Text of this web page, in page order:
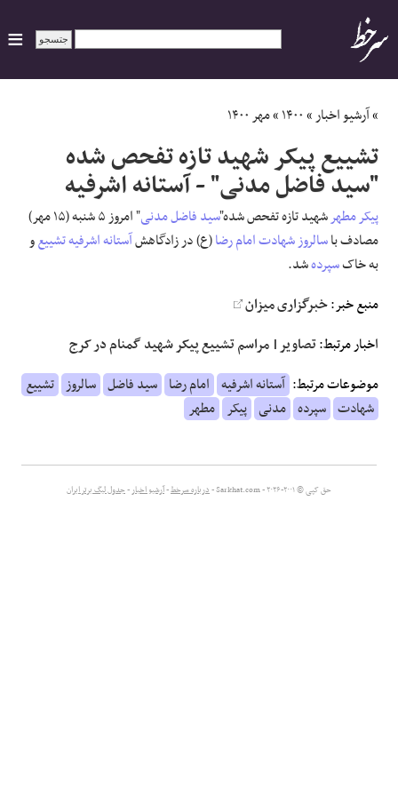
ایران
سیاسی
اقتصاد
جهان
اجتماعی
حوادث
فرهنگی و هنری
»آرشیو اخبار»۱۴۰۰»مهر ۱۴۰۰
تشییع پیکر شهید تازه تفحص شده
"سید فاضل مدنی" - آستانه اشرفیه
پیکرمطهرشهید تازه تفحص شده"سید فاضلمدنی
" امروز ۵ شنبه (۱۵ مهر)
مصادف باسالروزشهادتامام رضا(ع) در زادگاهشآستانه اشرفیهتشییعو
به خاکسپردهشد.
منبع خبر:خبرگزاری میزان
اخبار مرتبط:تصاویر| مراسم تشییع پیکر شهید گمنام در کرج
موضوعات مرتبط: آستانه اشرفیه امام رضا سید فاضل سالروز تشییع
شهادت سپرده مدنی پیکر مطهر
حق کپی © ۲۰۰۱-۲۰۲۶ - Sarkhat.com - درباره سرخط-آرشیو اخبار-جدول لیگ برتر ایران